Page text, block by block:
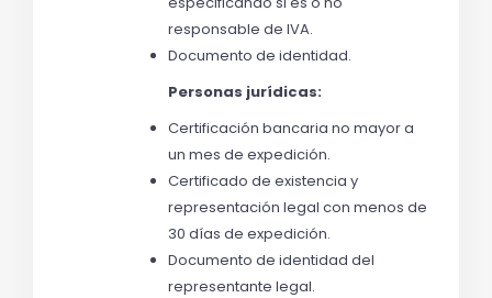
responsable de IVA.
Documento de identidad.
Personas jurídicas:
Certificación bancaria no mayor a
un mes de expedición.
Certificado de existencia y
representación legal con menos de
30 días de expedición.
Documento de identidad del
representante legal.